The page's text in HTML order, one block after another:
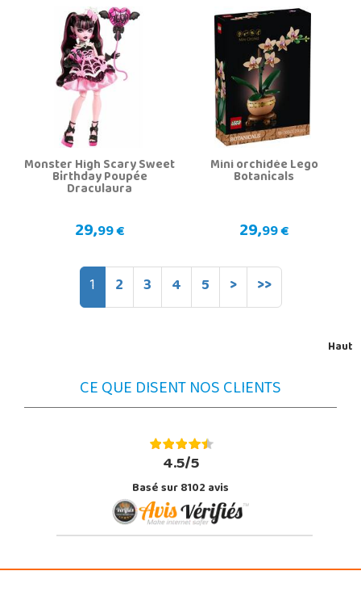
Monster High Scary Sweet
Birthday Poupée
Draculaura
29,99 €
Mini orchidée Lego
Botanicals
29,99 €
1 2 3 4 5 > >>
Haut
CE QUE DISENT NOS CLIENTS
4.5/5
Basé sur 8102 avis